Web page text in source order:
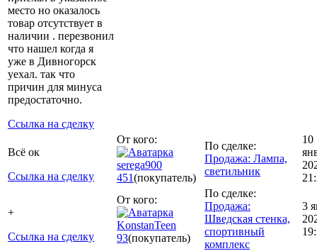
место но оказалось
товар отсутствует в
наличии . перезвонил
что нашел когда я
уже в Дивногорск
уехал. так что
причин для минуса
предостаточно.
Ссылка на сделку
Всё ок
Ссылка на сделку
От кого:
serega900
451(покупатель)
По сделке:
Продажа: Лампа,
светильник
10
+
Ссылка на сделку
От кого:
KonstanTeen
93(покупатель)
По сделке:
Продажа:
Шведская стенка,
спортивный
комплекс
3